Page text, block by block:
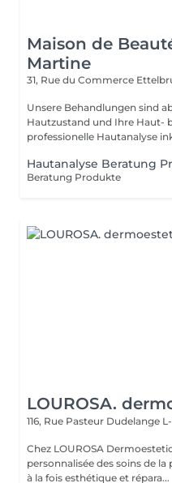
Maison de
Martine
31, Rue du Commerce
Unsere Behandlungen sind
Hautzustand und Ihre Haut-
professionelle Hautanalyse
Hautanalyse Beratung
Beratung Produkte
LOUROSA.
116, Rue Pasteur Dudelange
Chez LOUROSA
personnalisée des soins de
à la fois esthétique et répara...